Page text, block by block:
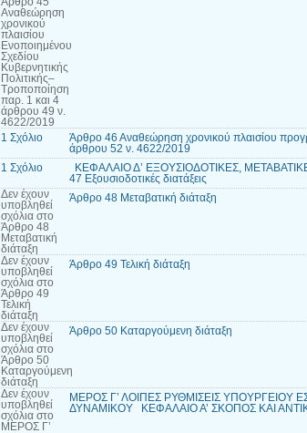
Αναθεώρηση
χρονικού
πλαισίου
Ενοποιημένου
Σχεδίου
Κυβερνητικής
Πολιτικής–
Τροποποίηση
παρ. 1 και 4
άρθρου 49 ν.
4622/2019
1 Σχόλιο
Άρθρο 46 Αναθεώρηση χρονικού πλαισίου
άρθρου 52 ν. 4622/2019
1 Σχόλιο
ΚΕΦΑΛΑΙΟ Δ’ ΕΞΟΥΣΙΟΔΟΤΙΚΕΣ,
47 Εξουσιοδοτικές διατάξεις
Δεν έχουν
υποβληθεί
σχόλια στο
Άρθρο 48
Μεταβατική
διάταξη
Άρθρο 48 Μεταβατική διάταξη
Δεν έχουν
υποβληθεί
σχόλια στο
Άρθρο 49
Τελική
διάταξη
Άρθρο 49 Τελική διάταξη
Δεν έχουν
υποβληθεί
σχόλια στο
Άρθρο 50
Καταργούμενη
διάταξη
Άρθρο 50 Καταργούμενη διάταξη
Δεν έχουν
υποβληθεί
σχόλια στο
ΜΕΡΟΣ Γ’
ΜΕΡΟΣ Γ’ ΛΟΙΠΕΣ ΡΥΘΜΙΣΕΙΣ ΥΠΟΥΡΓΕΙΟΥ
ΔΥΝΑΜΙΚΟΥ ΚΕΦΑΛΑΙΟ Α’ ΣΚΟΠΟΣ ΚΑΙ